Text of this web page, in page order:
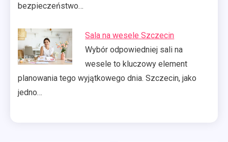
bezpieczeństwo…
Sala na wesele Szczecin
Wybór odpowiedniej sali na
wesele to kluczowy element
planowania tego wyjątkowego dnia. Szczecin, jako
jedno…